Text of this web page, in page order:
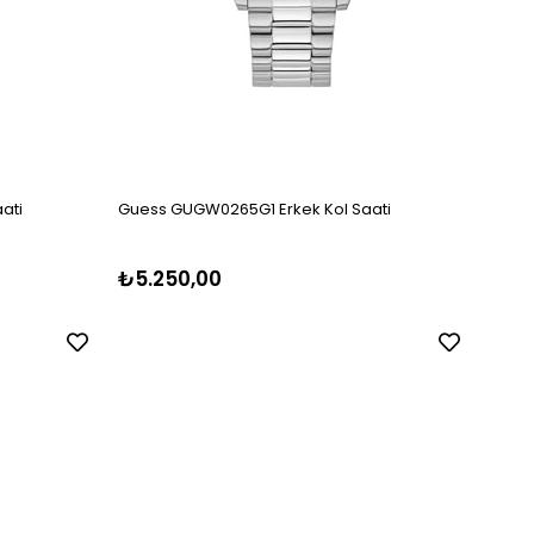
Guess GUGW0265G1 Erkek Kol Saati
₺5.250,00